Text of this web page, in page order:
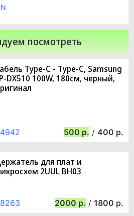
посмотреть
Type-C - Type-C, Samsung
DX510 100W, 180см, черный,
500 / 400
для плат и
2UUL BH03
2000 / 1800